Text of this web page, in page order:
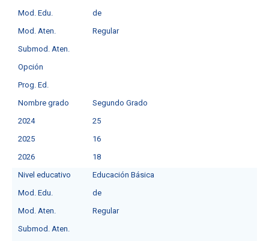
Mod. Edu.
de
Mod. Aten.
Regular
Submod. Aten.
Opción
Prog. Ed.
Nombre grado
Segundo Grado
2024
25
2025
16
2026
18
Nivel educativo
Educación Básica
Mod. Edu.
de
Mod. Aten.
Regular
Submod. Aten.